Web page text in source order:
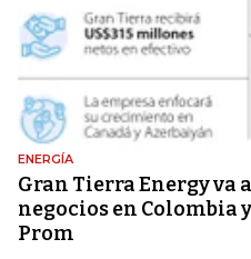
ENERGÍA
Gran Tierra Energy va
negocios en Colombia
Prom